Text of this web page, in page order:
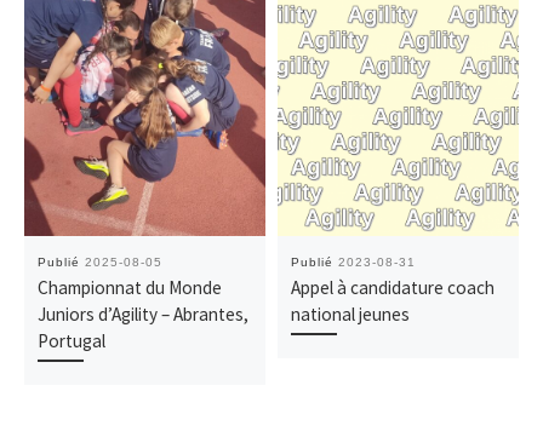
Publié 2025-08-05
Championnat du Monde
Juniors d’Agility – Abrantes,
Portugal
Publié 2023-08-31
Appel à candidature coach
national jeunes